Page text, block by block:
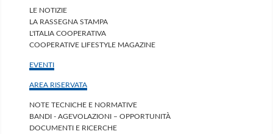
LE NOTIZIE
LA RASSEGNA STAMPA
L'ITALIA COOPERATIVA
COOPERATIVE LIFESTYLE MAGAZINE
EVENTI
AREA RISERVATA
NOTE TECNICHE E NORMATIVE
BANDI - AGEVOLAZIONI – OPPORTUNITÀ
DOCUMENTI E RICERCHE